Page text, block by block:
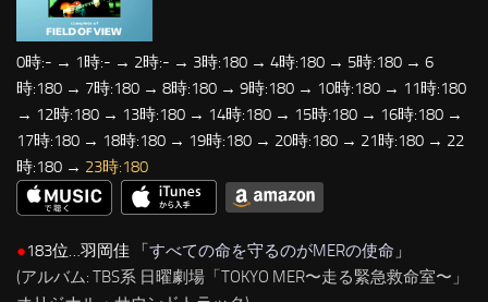
0時:- → 1時:- → 2時:- → 3時:180 → 4時:180 → 5時:180 → 6
時:180 → 7時:180 → 8時:180 → 9時:180 → 10時:180 → 11時:180
→ 12時:180 → 13時:180 → 14時:180 → 15時:180 → 16時:180 →
17時:180 → 18時:180 → 19時:180 → 20時:180 → 21時:180 → 22
時:180 → 23時:180
●183位…羽岡佳 「すべての命を守るのがMERの使命 」
(アルバム: TBS系 日曜劇場「TOKYO MER〜走る緊急救命室〜」